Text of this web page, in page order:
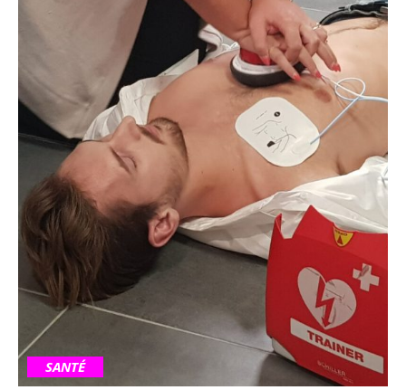
SANTÉ